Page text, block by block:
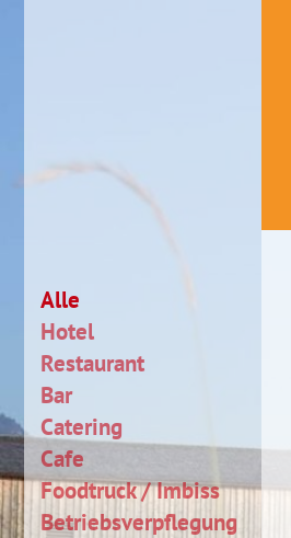
Alle
Hotel
Restaurant
Bar
Catering
Cafe
Foodtruck / Imbiss
Betriebsverpflegung